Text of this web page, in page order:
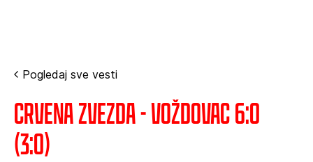
Pogledaj sve vesti
Crvena zvezda - Voždovac 6:0
(3:0)